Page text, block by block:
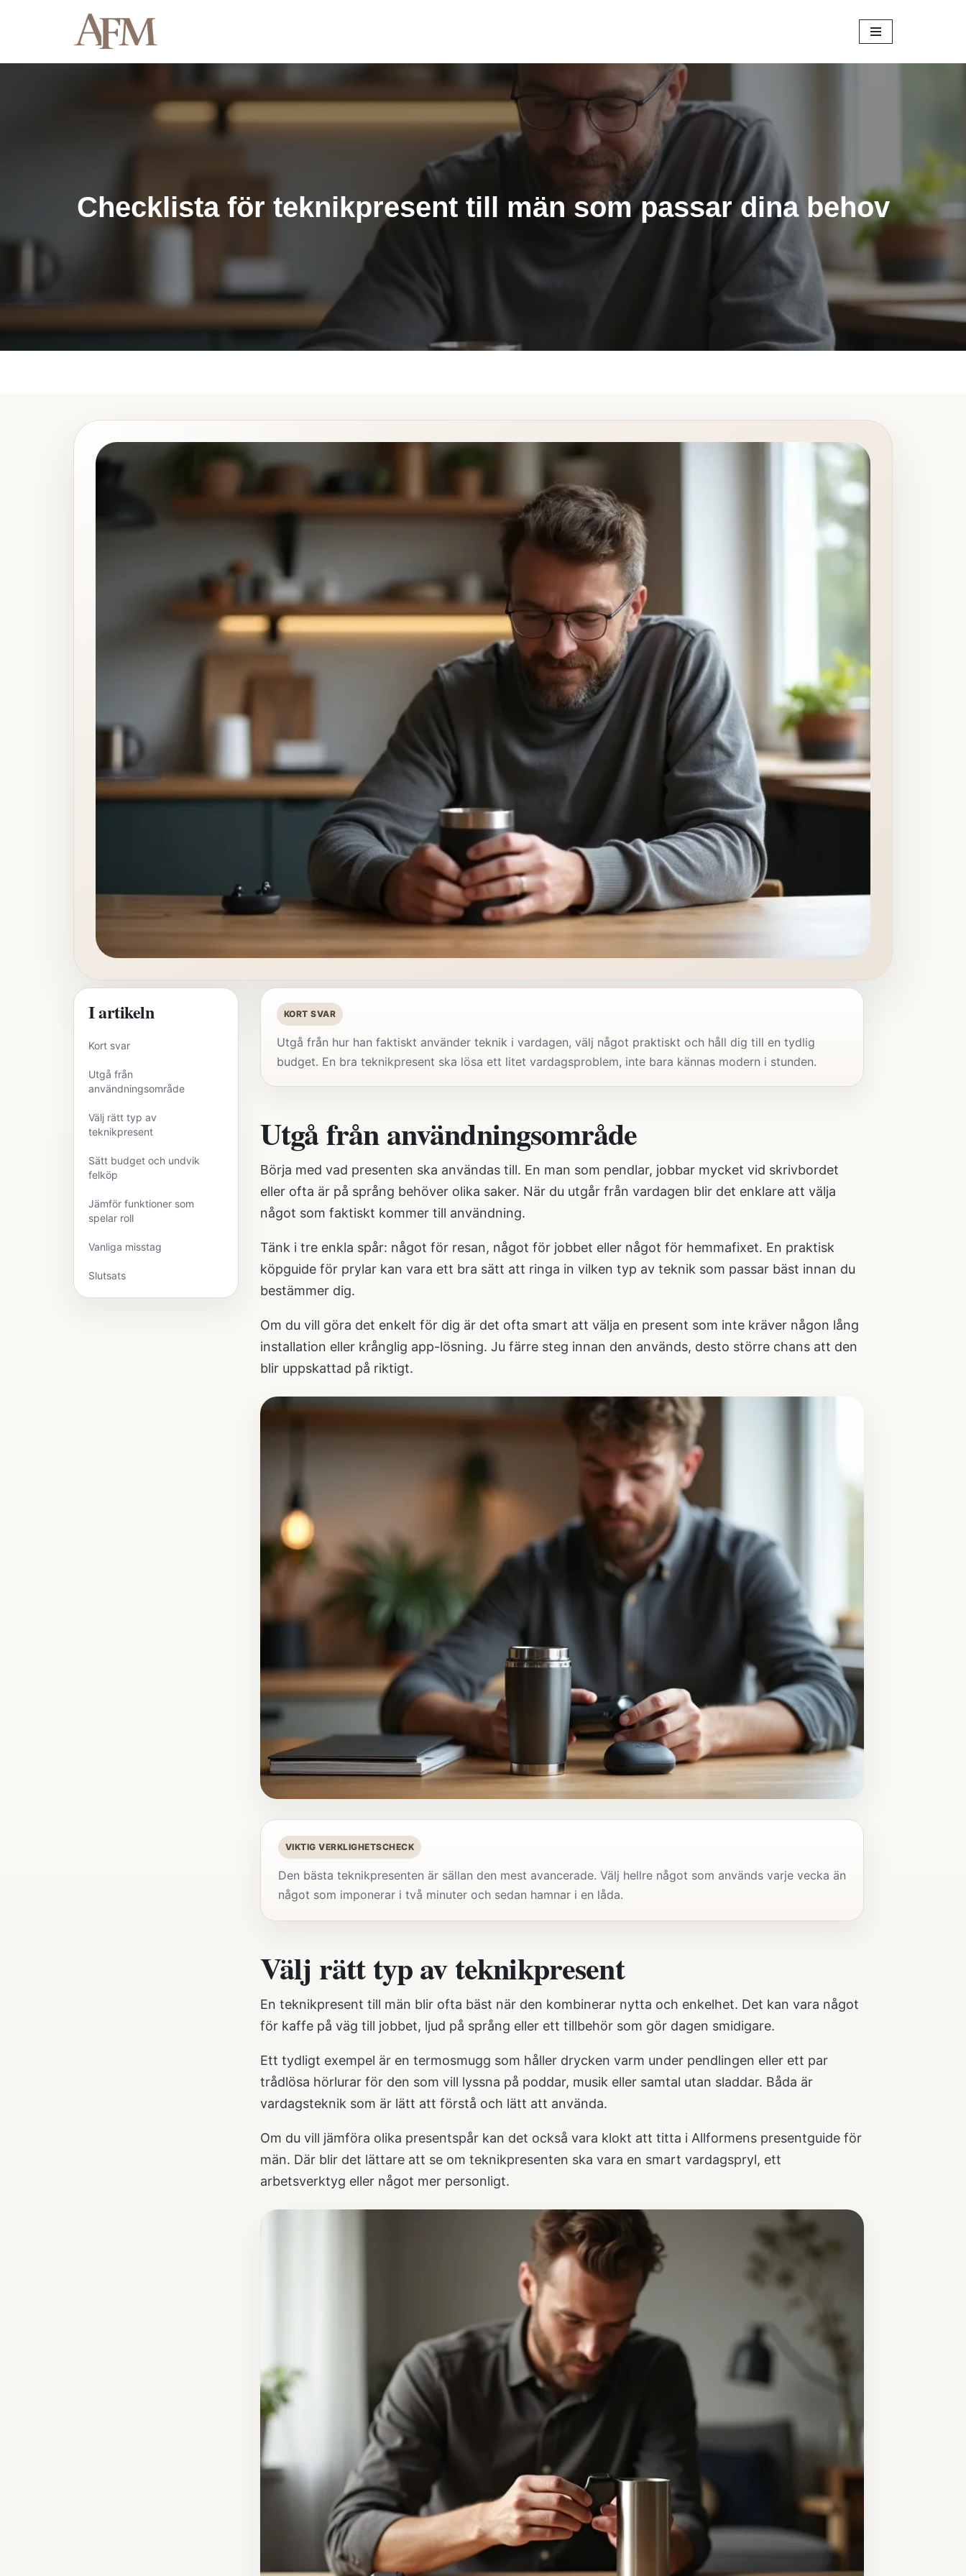
Checklista för teknikpresent till män som passar dina behov
I artikeln
Kort svar
Utgå från
användningsområde
Välj rätt typ av
teknikpresent
Sätt budget och undvik
felköp
Jämför funktioner som
spelar roll
Vanliga misstag
Slutsats
KORT SVAR
Utgå från hur han faktiskt använder teknik i vardagen, välj något praktiskt och håll dig till en tydlig
budget. En bra teknikpresent ska lösa ett litet vardagsproblem, inte bara kännas modern i stunden.
Utgå från användningsområde
Börja med vad presenten ska användas till. En man som pendlar, jobbar mycket vid skrivbordet
eller ofta är på språng behöver olika saker. När du utgår från vardagen blir det enklare att välja
något som faktiskt kommer till användning.
Tänk i tre enkla spår: något för resan, något för jobbet eller något för hemmafixet. En praktisk
köpguide för prylar kan vara ett bra sätt att ringa in vilken typ av teknik som passar bäst innan du
bestämmer dig.
Om du vill göra det enkelt för dig är det ofta smart att välja en present som inte kräver någon lång
installation eller krånglig app-lösning. Ju färre steg innan den används, desto större chans att den
blir uppskattad på riktigt.
VIKTIG VERKLIGHETSCHECK
Den bästa teknikpresenten är sällan den mest avancerade. Välj hellre något som används varje vecka än
något som imponerar i två minuter och sedan hamnar i en låda.
Välj rätt typ av teknikpresent
En teknikpresent till män blir ofta bäst när den kombinerar nytta och enkelhet. Det kan vara något
för kaffe på väg till jobbet, ljud på språng eller ett tillbehör som gör dagen smidigare.
Ett tydligt exempel är en termosmugg som håller drycken varm under pendlingen eller ett par
trådlösa hörlurar för den som vill lyssna på poddar, musik eller samtal utan sladdar. Båda är
vardagsteknik som är lätt att förstå och lätt att använda.
Om du vill jämföra olika presentspår kan det också vara klokt att titta i Allformens presentguide för
män. Där blir det lättare att se om teknikpresenten ska vara en smart vardagspryl, ett
arbetsverktyg eller något mer personligt.